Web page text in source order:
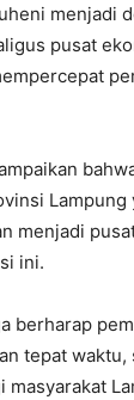
menjadi
pusat
menjadi
ini.
berharap
tepat waktu,
masyarakat